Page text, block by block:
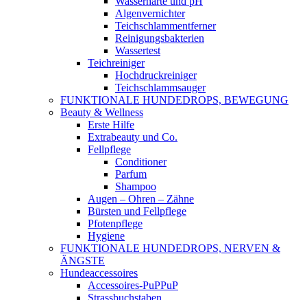
Algenvernichter
Teichschlammentferner
Reinigungsbakterien
Wassertest
Teichreiniger
Hochdruckreiniger
Teichschlammsauger
FUNKTIONALE HUNDEDROPS, BEWEGUNG
Beauty & Wellness
Erste Hilfe
Extrabeauty und Co.
Fellpflege
Conditioner
Parfum
Shampoo
Augen – Ohren – Zähne
Bürsten und Fellpflege
Pfotenpflege
Hygiene
FUNKTIONALE HUNDEDROPS, NERVEN &
ÄNGSTE
Hundeaccessoires
Accessoires-PuPPuP
Strassbuchstaben